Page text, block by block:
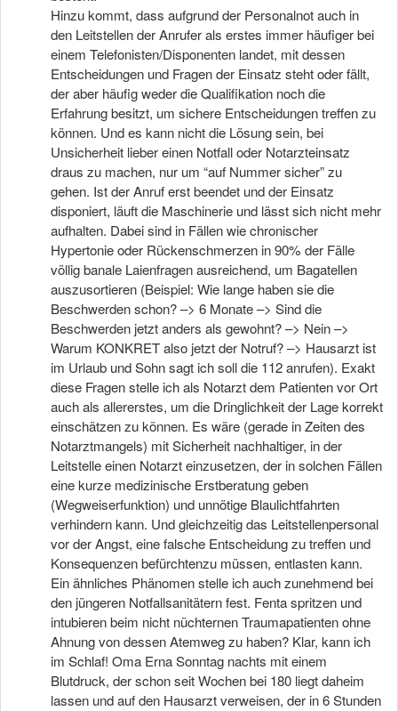
Hinzu kommt, dass aufgrund der Personalnot auch in
den Leitstellen der Anrufer als erstes immer häufiger bei
einem Telefonisten/Disponenten landet, mit dessen
Entscheidungen und Fragen der Einsatz steht oder fällt,
der aber häufig weder die Qualifikation noch die
Erfahrung besitzt, um sichere Entscheidungen treffen zu
können. Und es kann nicht die Lösung sein, bei
Unsicherheit lieber einen Notfall oder Notarzteinsatz
draus zu machen, nur um “auf Nummer sicher” zu
gehen. Ist der Anruf erst beendet und der Einsatz
disponiert, läuft die Maschinerie und lässt sich nicht mehr
aufhalten. Dabei sind in Fällen wie chronischer
Hypertonie oder Rückenschmerzen in 90% der Fälle
völlig banale Laienfragen ausreichend, um Bagatellen
auszusortieren (Beispiel: Wie lange haben sie die
Beschwerden schon? –> 6 Monate –> Sind die
Beschwerden jetzt anders als gewohnt? –> Nein –>
Warum KONKRET also jetzt der Notruf? –> Hausarzt ist
im Urlaub und Sohn sagt ich soll die 112 anrufen). Exakt
diese Fragen stelle ich als Notarzt dem Patienten vor Ort
auch als allererstes, um die Dringlichkeit der Lage korrekt
einschätzen zu können. Es wäre (gerade in Zeiten des
Notarztmangels) mit Sicherheit nachhaltiger, in der
Leitstelle einen Notarzt einzusetzen, der in solchen Fällen
eine kurze medizinische Erstberatung geben
(Wegweiserfunktion) und unnötige Blaulichtfahrten
verhindern kann. Und gleichzeitig das Leitstellenpersonal
vor der Angst, eine falsche Entscheidung zu treffen und
Konsequenzen befürchtenzu müssen, entlasten kann.
Ein ähnliches Phänomen stelle ich auch zunehmend bei
den jüngeren Notfallsanitätern fest. Fenta spritzen und
intubieren beim nicht nüchternen Traumapatienten ohne
Ahnung von dessen Atemweg zu haben? Klar, kann ich
im Schlaf! Oma Erna Sonntag nachts mit einem
Blutdruck, der schon seit Wochen bei 180 liegt daheim
lassen und auf den Hausarzt verweisen, der in 6 Stunden